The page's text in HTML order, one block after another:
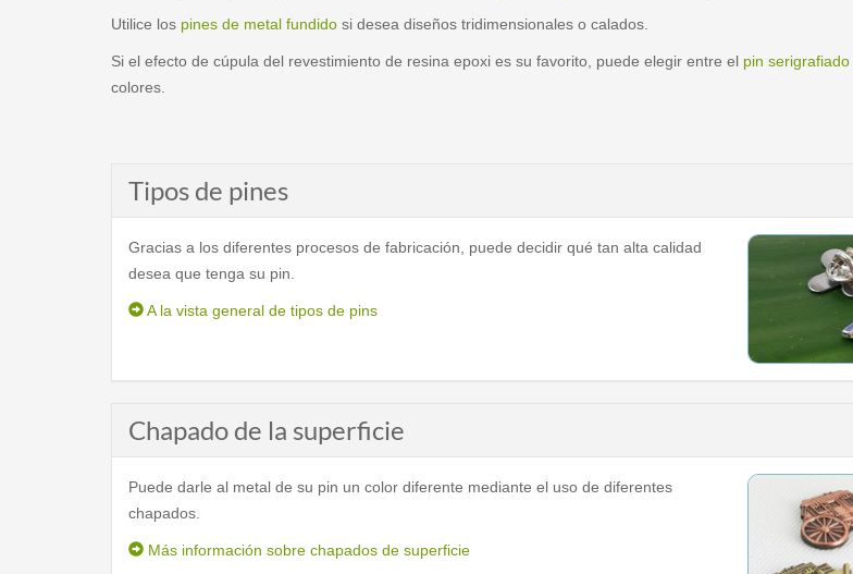
Utilice los pines de metal fundido si desea diseños tridimensionales o calados.
Si el efecto de cúpula del revestimiento de resina epoxi es su favorito, puede elegir entre el pin serigrafiado
colores.
Tipos de pines
Gracias a los diferentes procesos de fabricación, puede decidir qué tan alta calidad
desea que tenga su pin.
A la vista general de tipos de pins
Chapado de la superficie
Puede darle al metal de su pin un color diferente mediante el uso de diferentes
chapados.
Más información sobre chapados de superficie